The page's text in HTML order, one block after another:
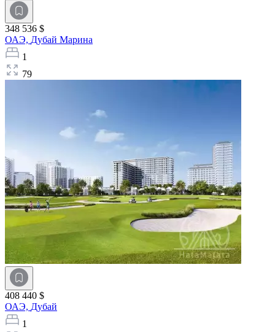
348 536 $
ОАЭ, Дубай Марина
1
79
408 440 $
ОАЭ, Дубай
1